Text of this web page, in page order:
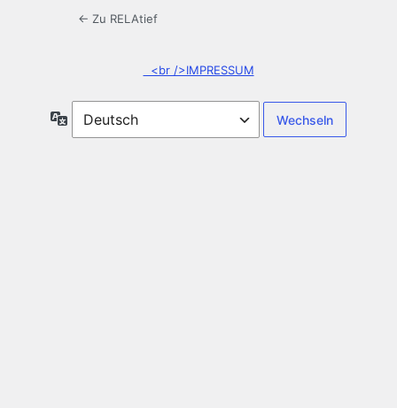
← Zu RELAtief
<br />IMPRESSUM
Sprache